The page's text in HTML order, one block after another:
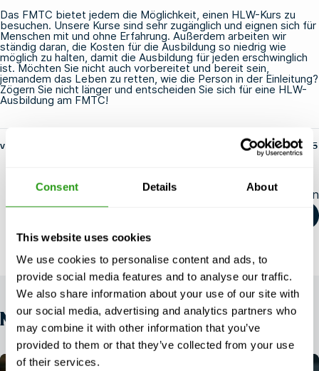
Consent Details About
This website uses cookies
We use cookies to personalise content and ads, to
provide social media features and to analyse our traffic.
We also share information about your use of our site with
our social media, advertising and analytics partners who
may combine it with other information that you’ve
provided to them or that they’ve collected from your use
of their services.
Das FMTC bietet jedem die Möglichkeit, einen HLW-Kurs zu
besuchen. Unsere Kurse sind sehr zugänglich und eignen sich für
Menschen mit und ohne Erfahrung. Außerdem arbeiten wir
ständig daran, die Kosten für die Ausbildung so niedrig wie
möglich zu halten, damit die Ausbildung für jeden erschwinglich
ist. Möchten Sie nicht auch vorbereitet und bereit sein,
jemandem das Leben zu retten, wie die Person in der Einleitung?
Zögern Sie nicht länger und entscheiden Sie sich für eine HLW-
Ausbildung am FMTC!
von fs-admin 14. Mai 2025
Diesen Artikel teilen
NEWS